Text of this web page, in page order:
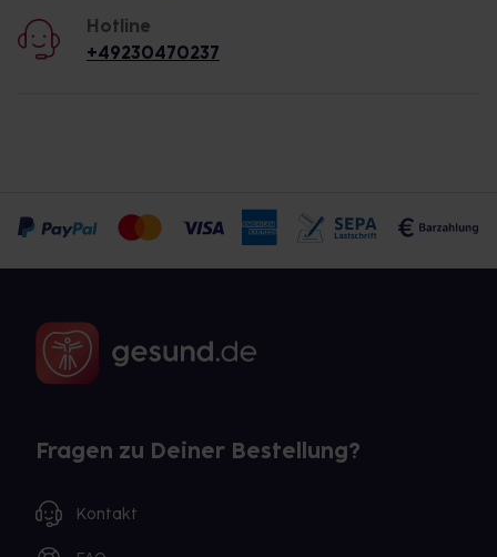
Hotline
+49230470237
Fragen zu Deiner Bestellung?
Kontakt